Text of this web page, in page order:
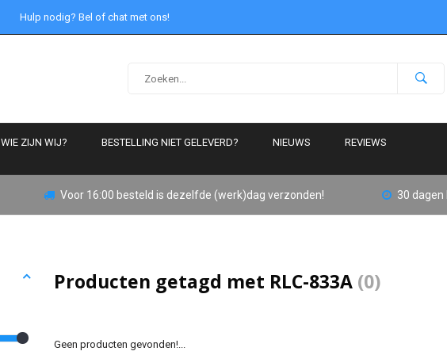
Hulp nodig? Bel of chat met ons!
WIE ZIJN WIJ? BESTELLING NIET GELEVERD? NIEUWS REVIEWS
Voor 16:00 besteld is dezelfde (werk)dag verzonden! 30 dagen
Producten getagd met RLC-833A (0)
Geen producten gevonden!...